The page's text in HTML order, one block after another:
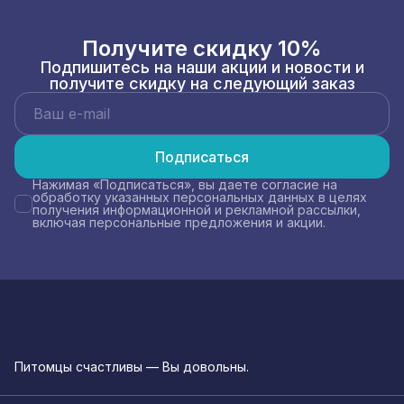
Получите скидку 10%
Подпишитесь на наши акции и новости и
получите скидку на следующий заказ
Подписаться
Нажимая «Подписаться», вы даете согласие на
обработку указанных персональных данных в целях
получения информационной и рекламной рассылки,
включая персональные предложения и акции.
Питомцы счастливы — Вы довольны.